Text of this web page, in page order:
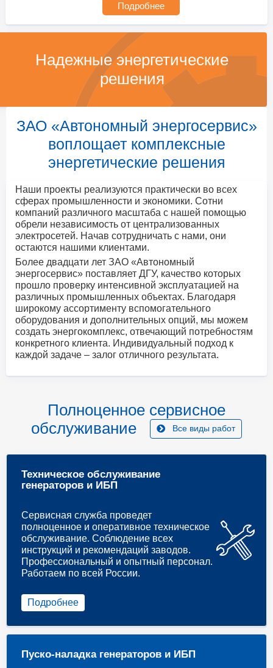
Подробнее
Надежные энергетические
решения
ЗАО «Автономный энергосервис»
воплощает комплексные
энергетические решения
Наши проекты реализуются практически во всех
сферах промышленности и экономики. Сотни
компаний различного масштаба с нашей помощью
обрели независимость от централизованных
электросетей. Начав сотрудничать с нами, они
остаются нашими клиентами.
Более двадцати лет ЗАО «Автономный
энергосервис» поставляет ДГУ, качество которых
прошло проверку интенсивной эксплуатацией на
различных промышленных объектах. Благодаря
широкому ассортименту вспомогательного
оборудования и дополнительных опций, мы можем
создать энергокомплекс, отвечающий потребностям
конкретного клиента. Индивидуальный подход к
каждой задаче – залог отличного результата.
Полноценное сервисное
обслуживание
Все виды работ
Техническое обслуживание
генераторов и ИБП
Сервисная служба проведет
полноценное и оперативное техническое
обслуживание. Соблюдение всех
инструкций и рекомендаций заводов.
Профессиональный и опытный персонал.
Работаем по всей России.
Подробнее
Пуско-наладка генераторов и ИБП